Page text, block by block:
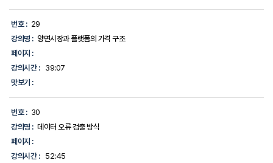
번호 : 29
강의명 : 양면시장과 플랫폼의 가격 구조
페이지 :
강의시간 :
39:07
맛보기 :
번호 : 30
강의명 : 데이터 오류 검출 방식
페이지 :
강의시간 :
52:45